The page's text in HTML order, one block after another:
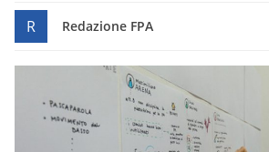
R Redazione FPA